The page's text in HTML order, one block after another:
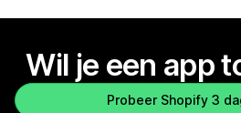
Wil je een app
Probeer Shopify 3